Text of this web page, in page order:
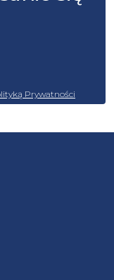
Prywatności